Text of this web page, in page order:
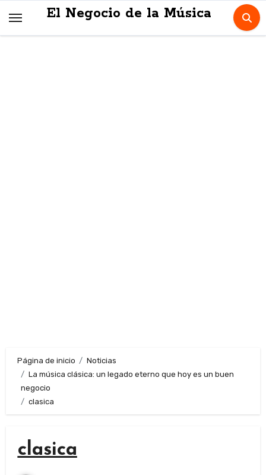
El Negocio de la Música
Página de inicio
Noticias
La música clásica: un legado eterno que hoy es un buen
negocio
clasica
clasica